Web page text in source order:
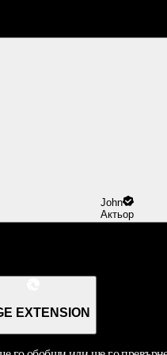
John
Актьор
EXTENSION